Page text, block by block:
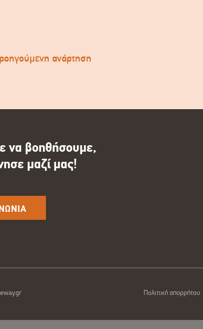
ανάρτηση
να βοηθήσουμε,
μαζί μας!
Πολιτική απορρήτου